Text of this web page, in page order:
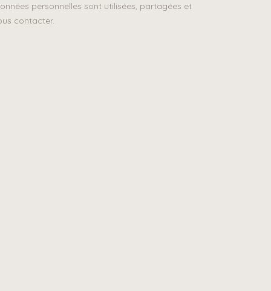
personnelles sont utilisées, partagées et
contacter.